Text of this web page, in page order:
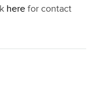
here for contact